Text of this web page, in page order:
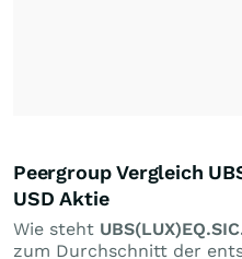
Peergroup Vergleich
USD Aktie
Wie steht
zum Durchschnitt der